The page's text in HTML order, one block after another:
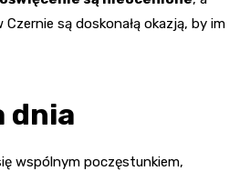
są doskonałą okazją, by im
dnia
wspólnym poczęstunkiem,